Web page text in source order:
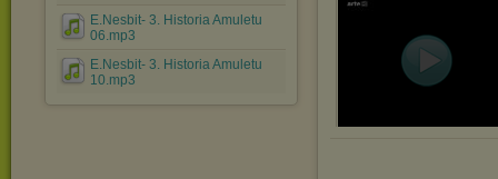
E.Nesbit- 3. Historia Amuletu
06.mp3
E.Nesbit- 3. Historia Amuletu
10.mp3